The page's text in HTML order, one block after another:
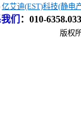
亿艾迪(EST)科技(静电
们 ： 010-
版权